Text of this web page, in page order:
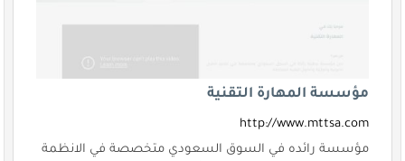
مؤسسة المهارة التقنية
http://www.mttsa.com
مؤسسة رائده في السوق السعودي متخصصة في الانظمة